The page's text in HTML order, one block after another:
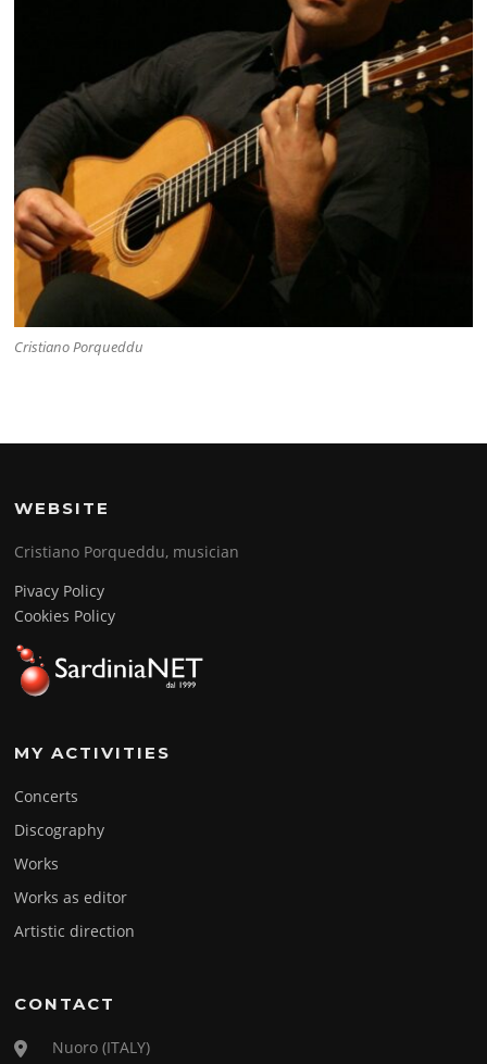
Cristiano Porqueddu
WEBSITE
Cristiano Porqueddu, musician
Pivacy Policy
Cookies Policy
MY ACTIVITIES
Concerts
Discography
Works
Works as editor
Artistic direction
CONTACT
Nuoro (ITALY)